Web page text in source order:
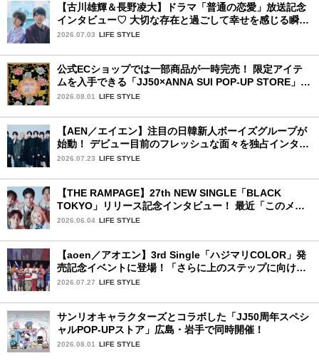
【古川雄輝＆長野凌大】ドラマ「普通の恋愛」放送記念
インタビュー♡ 大切な存在と過ごして幸せを感じる瞬間
は？
2026.07.03 LIFE STYLE
公式ECショップでは一部商品が一時完売！ 限定アイテ
ムを入手できる「JJ50×ANNA SUI POP-UP STORE」が
広島で開催決定
2026.08.01 LIFE STYLE
【AEN／エイエン】注目の日韓新人ボーイズグループが
始動！ デビュー目前のフレッシュな面々を独占インタビ
ュー。7人の魅力に迫ります♪
2026.07.23 LIFE STYLE
【THE RAMPAGE】27th NEW SINGLE「BLACK
TOKYO」リリース記念インタビュー！ 最近「このメン
バー、男らしいな」と感じた瞬間は？
2026.06.04 LIFE STYLE
【aoen／アオエン】3rd Single「ハジマリCOLOR」発
売記念イベントに登場！「さらに上のステップに向けた
新たなハジマリになるように」と爽やかな笑顔で意気込
2026.07.27 LIFE STYLE
サンリオキャラクターズとコラボした「JJ50周年スペシ
ャルPOP-UPストア」広島・岩手で同時開催！
2026.08.01 LIFE STYLE